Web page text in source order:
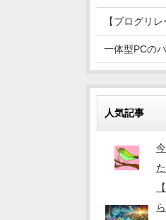
【ブログリ
一体型PCの
人気記事